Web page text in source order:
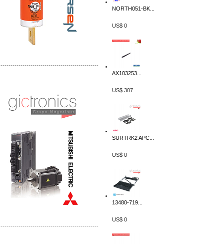
-------------------------------------------------
-------------------------------------------------
NORTH051-BK...
US$ 0
AX103253...
US$ 307
SURTRK2 APC...
US$ 0
13480-719...
US$ 0